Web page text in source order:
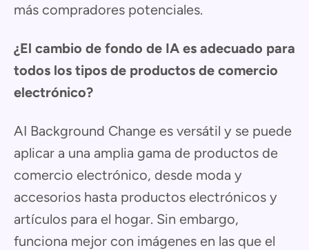
más compradores potenciales.
¿El cambio de fondo de IA es adecuado para
todos los tipos de productos de comercio
electrónico?
AI Background Change es versátil y se puede
aplicar a una amplia gama de productos de
comercio electrónico, desde moda y
accesorios hasta productos electrónicos y
artículos para el hogar. Sin embargo,
funciona mejor con imágenes en las que el